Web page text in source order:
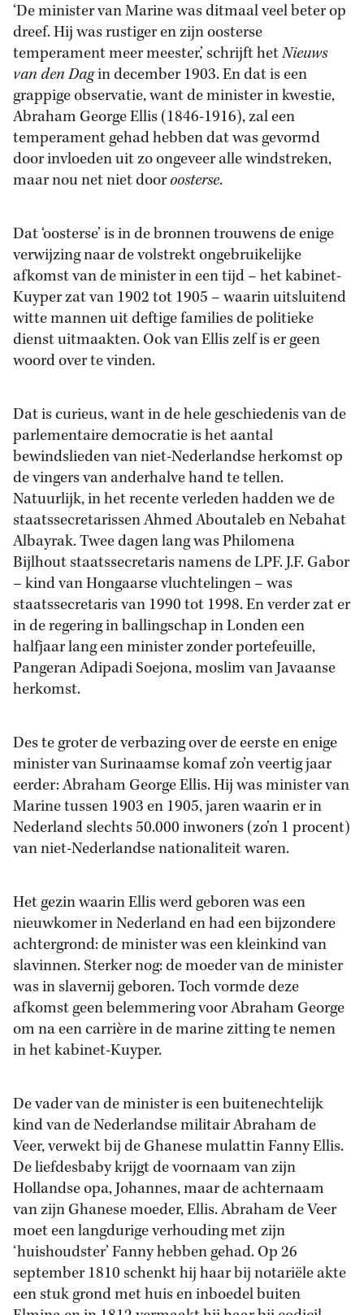
‘De minister van Marine was ditmaal veel beter op
dreef. Hij was rustiger en zijn oosterse
temperament meer meester,’ schrijft hetNieuws
van den Dagin december 1903. En dat is een
grappige observatie, want de minister in kwestie,
Abraham George Ellis (1846-1916), zal een
temperament gehad hebben dat was gevormd
door invloeden uit zo ongeveer alle windstreken,
maar nou net niet dooroosterse.
Dat ‘oosterse’ is in de bronnen trouwens de enige
verwijzing naar de volstrekt ongebruikelijke
afkomst van de minister in een tijd – het kabinet-
Kuyper zat van 1902 tot 1905 – waarin uitsluitend
witte mannen uit deftige families de politieke
dienst uitmaakten. Ook van Ellis zelf is er geen
woord over te vinden.
Dat is curieus, want in de hele geschiedenis van de
parlementaire democratie is het aantal
bewindslieden van niet-Nederlandse herkomst op
de vingers van anderhalve hand te tellen.
Natuurlijk, in het recente verleden hadden we de
staatssecretarissen Ahmed Aboutaleb en Nebahat
Albayrak. Twee dagen lang was Philomena
Bijlhout staatssecretaris namens de LPF. J.F. Gabor
– kind van Hongaarse vluchtelingen – was
staatssecretaris van 1990 tot 1998. En verder zat er
in de regering in ballingschap in Londen een
halfjaar lang een minister zonder portefeuille,
Pangeran Adipadi Soejona, moslim van Javaanse
herkomst.
Des te groter de verbazing over de eerste en enige
minister van Surinaamse komaf zo’n veertig jaar
eerder: Abraham George Ellis. Hij was minister van
Marine tussen 1903 en 1905, jaren waarin er in
Nederland slechts 50.000 inwoners (zo’n 1 procent)
van niet-Nederlandse nationaliteit waren.
Het gezin waarin Ellis werd geboren was een
nieuwkomer in Nederland en had een bijzondere
achtergrond: de minister was een kleinkind van
slavinnen. Sterker nog: de moeder van de minister
was in slavernij geboren. Toch vormde deze
afkomst geen belemmering voor Abraham George
om na een carrière in de marine zitting te nemen
in het kabinet-Kuyper.
De vader van de minister is een buitenechtelijk
kind van de Nederlandse militair Abraham de
Veer, verwekt bij de Ghanese mulattin Fanny Ellis.
De liefdesbaby krijgt de voornaam van zijn
Hollandse opa, Johannes, maar de achternaam
van zijn Ghanese moeder, Ellis. Abraham de Veer
moet een langdurige verhouding met zijn
‘huishoudster’ Fanny hebben gehad. Op 26
september 1810 schenkt hij haar bij notariële akte
een stuk grond met huis en inboedel buiten